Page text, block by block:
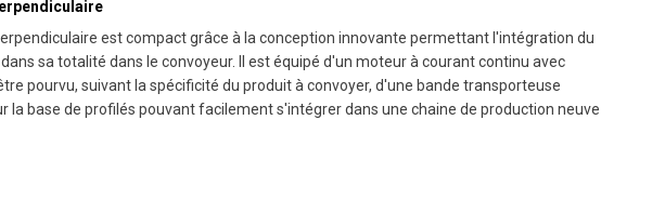
est compact grâce à la conception innovante permettant l'intégration du
sa totalité dans le convoyeur. Il est équipé d'un moteur à courant continu avec
pourvu, suivant la spécificité du produit à convoyer, d'une bande transporteuse
la base de profilés pouvant facilement s'intégrer dans une chaine de production neuve